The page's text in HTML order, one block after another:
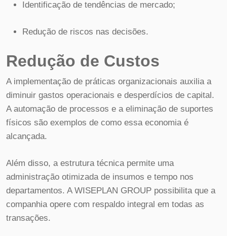
Identificação de tendências de mercado;
Redução de riscos nas decisões.
Redução de Custos
A implementação de práticas organizacionais auxilia a
diminuir gastos operacionais e desperdícios de capital.
A automação de processos e a eliminação de suportes
físicos são exemplos de como essa economia é
alcançada.
Além disso, a estrutura técnica permite uma
administração otimizada de insumos e tempo nos
departamentos. A WISEPLAN GROUP possibilita que a
companhia opere com respaldo integral em todas as
transações.